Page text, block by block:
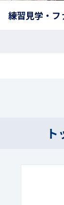
練習見学・フ